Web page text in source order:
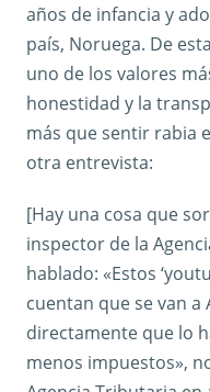
años de infancia y
país, Noruega. De
uno de los valores
honestidad y la
más que sentir rabia
otra entrevista:
[Hay una cosa que
inspector de la
hablado: «Estos
cuentan que se van
directamente que lo
menos impuestos»,